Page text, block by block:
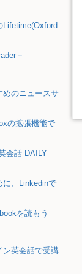
Lifetime(Oxford
＋
めのニュースサ
の拡張機能で
会話 DAILY
に、Linkedinで
を読もう
ン英会話で受講